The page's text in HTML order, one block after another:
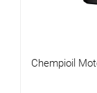
Chempioil